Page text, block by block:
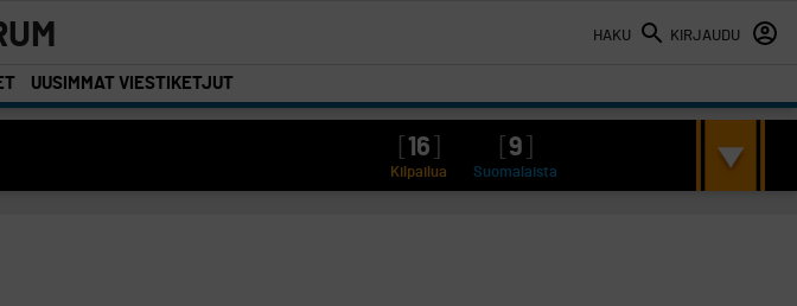
HAKU KIRJAUDU
UUSIMMAT VIESTIKETJUT
16 9
Kilpailua Suomalaista